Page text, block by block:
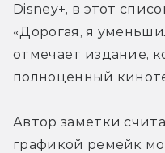
Disney+, в этот
«Дорогая, я
отмечает издание,
полноценный
Автор заметки
графикой ремейк